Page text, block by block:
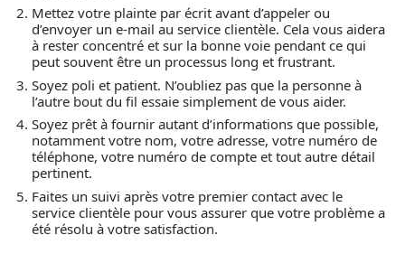
Mettez votre plainte par écrit avant d’appeler ou
d’envoyer un e-mail au service clientèle. Cela vous aidera
à rester concentré et sur la bonne voie pendant ce qui
peut souvent être un processus long et frustrant.
Soyez poli et patient. N’oubliez pas que la personne à
l’autre bout du fil essaie simplement de vous aider.
Soyez prêt à fournir autant d’informations que possible,
notamment votre nom, votre adresse, votre numéro de
téléphone, votre numéro de compte et tout autre détail
pertinent.
Faites un suivi après votre premier contact avec le
service clientèle pour vous assurer que votre problème a
été résolu à votre satisfaction.